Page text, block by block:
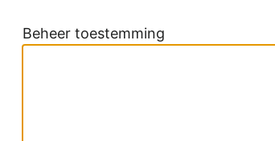
Beheer toestemming